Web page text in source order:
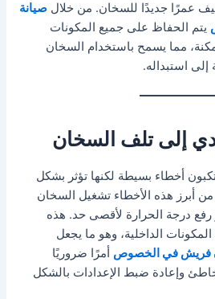
عمرًا جديدًا للسخان. من خلالصيانة
يتم الحفاظ على جميع المكونات
مما يسمح باستخدام السخان
استبداله.
إلى تلف السخان
أخطاء بسيطة لكنها تؤثر بشكل
أبرز هذه الأخطاء تشغيل السخان
رفع درجة الحرارة لأقصى حد. هذه
الداخلية، وهو ما يجعل
فريش في الخصوص أمرًا ضروريًا
وإعادة ضبط الإعدادات بالشكل